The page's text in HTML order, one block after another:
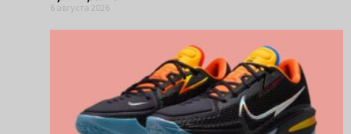
6 августа 2026